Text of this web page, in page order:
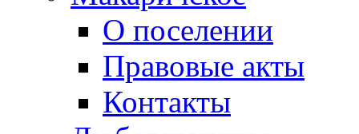
О поселении
Правовые акты
Контакты